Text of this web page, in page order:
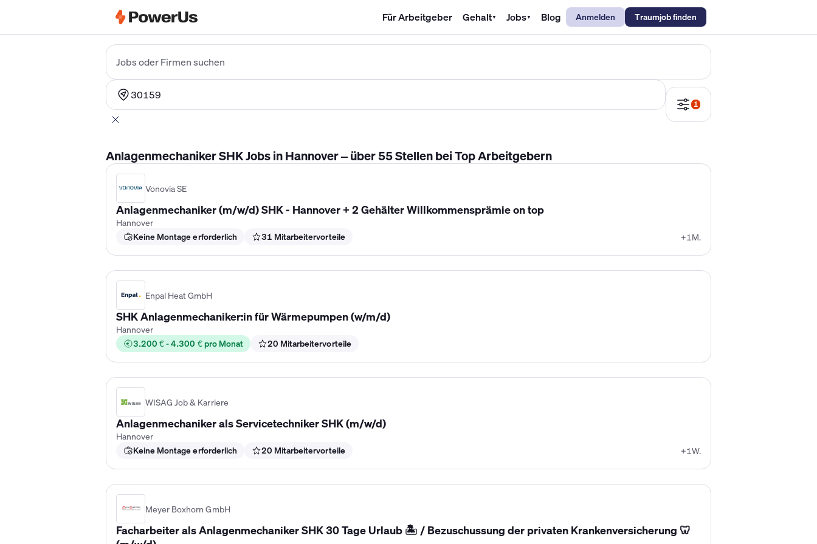
Für Arbeitgeber Gehalt▼ Jobs▼ Blog Anmelden Traumjob finden
Jobs oder Firmen suchen
30159
1
Anlagenmechaniker SHK Jobs in Hannover – über 55 Stellen bei Top Arbeitgebern
Vonovia SE
Anlagenmechaniker (m/w/d) SHK - Hannover + 2 Gehälter Willkommensprämie on top
Hannover
Keine Montage erforderlich
31 Mitarbeitervorteile +1M.
Enpal Heat GmbH
SHK Anlagenmechaniker:in für Wärmepumpen (w/m/d)
Hannover
3.200 € - 4.300 € pro Monat
20 Mitarbeitervorteile
WISAG Job & Karriere
Anlagenmechaniker als Servicetechniker SHK (m/w/d)
Hannover
Keine Montage erforderlich
20 Mitarbeitervorteile +1W.
Meyer Boxhorn GmbH
Facharbeiter als Anlagenmechaniker SHK 30 Tage Urlaub 🏝️ / Bezuschussung der privaten Krankenversicherung 🦷